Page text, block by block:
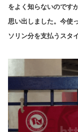
をよく知らないのです
思い出しました。今使
ソリン分を支払うスタ